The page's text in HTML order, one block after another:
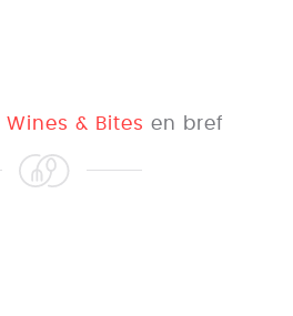
Wines & Bites en bref